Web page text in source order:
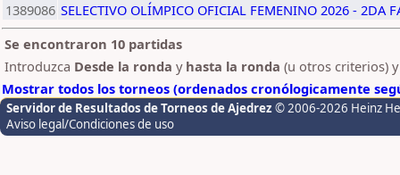
1389086 SELECTIVO OLÍMPICO OFICIAL FEMENINO 2026 - 2DA
Se encontraron 10 partidas
Introduzca Desde la ronda y hasta la ronda (u otros criterios)
Mostrar todos los torneos (ordenados cronólogicamente
Servidor de Resultados de Torneos de Ajedrez © 2006-2026 Heinz
Aviso legal/Condiciones de uso